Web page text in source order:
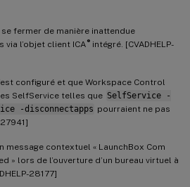
fermer de manière inattendue
via l’objet client ICA ®intégré. [CVADHELP-
configuré et que Workspace Control
SelfService telles que SelfService -
-disconnectapps pourraient ne pas
message contextuel « LaunchBox Com
» lors de l’ouverture d’un bureau virtuel à
28177]